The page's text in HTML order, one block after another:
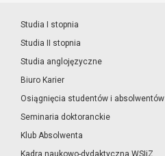
Studia I stopnia
Studia II stopnia
Studia anglojęzyczne
Biuro Karier
Osiągnięcia studentów i absolwentów
Seminaria doktoranckie
Klub Absolwenta